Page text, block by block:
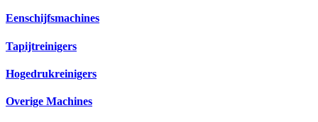
Eenschijfsmachines
Tapijtreinigers
Hogedrukreinigers
Overige Machines